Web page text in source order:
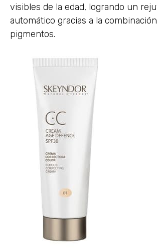
visibles de la edad, logrando un
automático gracias a la
pigmentos.